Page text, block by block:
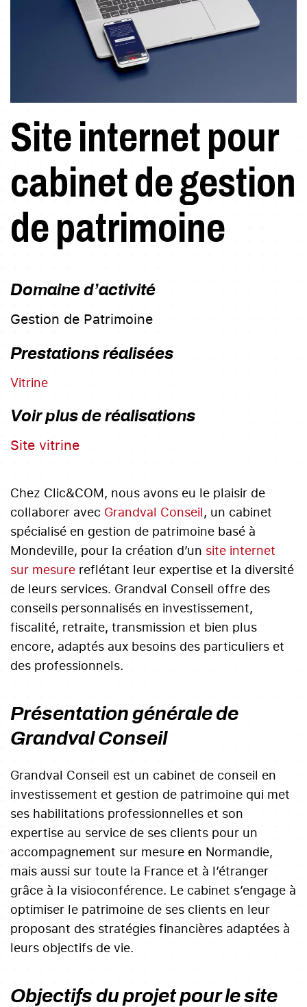
Site internet pour
cabinet de gestion
de patrimoine
Domaine d’activité
Gestion de Patrimoine
Prestations réalisées
Vitrine
Voir plus de réalisations
Site vitrine
Chez Clic&COM, nous avons eu le plaisir de
collaborer avec Grandval Conseil, un cabinet
spécialisé en gestion de patrimoine basé à
Mondeville, pour la création d’un site internet
sur mesure reflétant leur expertise et la diversité
de leurs services. Grandval Conseil offre des
conseils personnalisés en investissement,
fiscalité, retraite, transmission et bien plus
encore, adaptés aux besoins des particuliers et
des professionnels.
Présentation générale de
Grandval Conseil
Grandval Conseil est un cabinet de conseil en
investissement et gestion de patrimoine qui met
ses habilitations professionnelles et son
expertise au service de ses clients pour un
accompagnement sur mesure en Normandie,
mais aussi sur toute la France et à l’étranger
grâce à la visioconférence. Le cabinet s’engage à
optimiser le patrimoine de ses clients en leur
proposant des stratégies financières adaptées à
leurs objectifs de vie.
Objectifs du projet pour le site